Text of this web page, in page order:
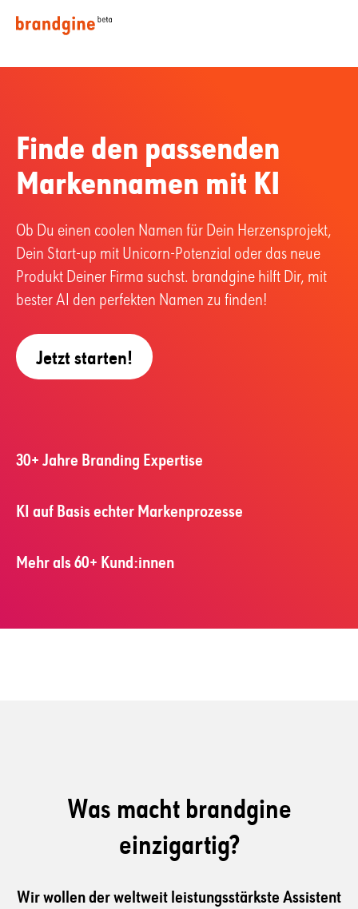
Finde den passenden
Marken­namenmit KI
Ob Du einen coolen Namen für Dein Herzensprojekt,
Dein Start-up mit Unicorn-Potenzial oder das neue
Produkt Deiner Firma suchst. brandgine hilft Dir, mit
bester AI den perfekten Namen zu finden!
Jetzt starten!
30+ Jahre Branding Expertise
KI auf Basis echter Markenprozesse
Mehr als 60+ Kund:innen
Was macht brandgine
einzigartig?
Wir wollen der weltweit leistungsstärkste Assistent